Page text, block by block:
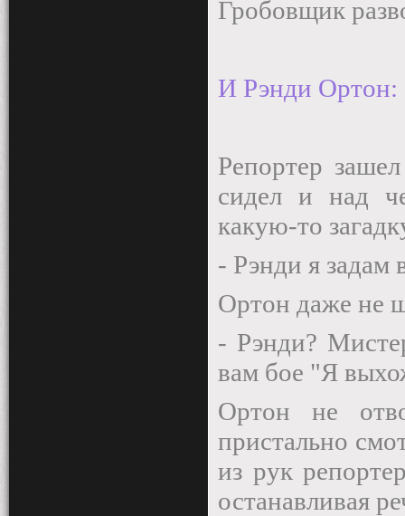
Гробовщик
И Рэнди Ортон:
Репортер
сидел и над
какую-то
- Рэнди я задам
Ортон даже не
- Рэнди?
вам бое "Я
Ортон не
пристально
из рук
останавливая